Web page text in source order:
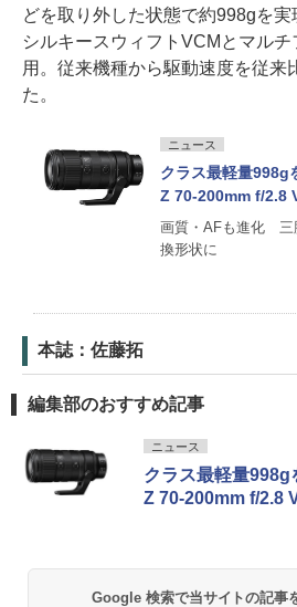
どを取り外した状態で約998gを
シルキースウィフトVCMとマル
用。従来機種から駆動速度を従来
た。
ニュース
クラス最軽量998g
Z 70-200mm f/2.8
画質・AFも進化 三
換形状に
本誌：佐藤拓
編集部のおすすめ記事
ニュース
クラス最軽量
Z 70-200mm f/2.8
Google 検索で当サイトの記事